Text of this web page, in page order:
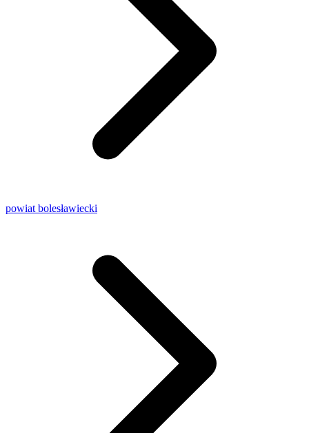
powiat bolesławiecki